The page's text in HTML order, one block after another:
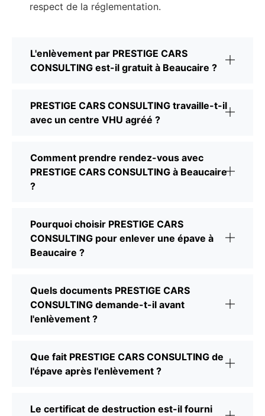
respect de la réglementation.
L'enlèvement par PRESTIGE CARS
CONSULTING est-il gratuit à Beaucaire ?
PRESTIGE CARS CONSULTING travaille-t-il
avec un centre VHU agréé ?
Comment prendre rendez-vous avec
PRESTIGE CARS CONSULTING à Beaucaire
?
Pourquoi choisir PRESTIGE CARS
CONSULTING pour enlever une épave à
Beaucaire ?
Quels documents PRESTIGE CARS
CONSULTING demande-t-il avant
l'enlèvement ?
Que fait PRESTIGE CARS CONSULTING de
l'épave après l'enlèvement ?
Le certificat de destruction est-il fourni